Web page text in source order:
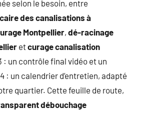
selon le besoin, entre
des canalisations à
Montpellier, dé-racinage
etcurage canalisation
: un contrôle final vidéo et un
: un calendrier d’entretien, adapté
quartier. Cette feuille de route,
débouchage